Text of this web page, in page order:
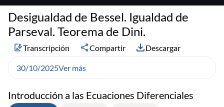
Introducción a las Ecuaciones Diferenciales
Desigualdad de Bessel. Igualdad de
Parseval. Teorema de Dini.
Transcripción Compartir Descargar
30/10/2025Ver más